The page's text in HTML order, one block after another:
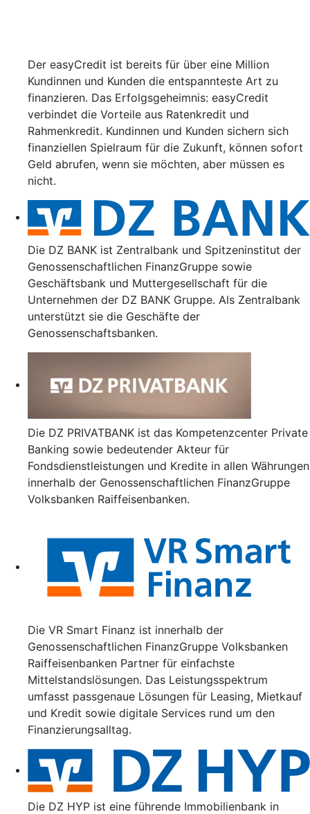
Der easyCredit ist bereits für über eine Million
Kundinnen und Kunden die entspannteste Art zu
finanzieren. Das Erfolgsgeheimnis: easyCredit
verbindet die Vorteile aus Ratenkredit und
Rahmenkredit. Kundinnen und Kunden sichern sich
finanziellen Spielraum für die Zukunft, können sofort
Geld abrufen, wenn sie möchten, aber müssen es
nicht.
Die DZ BANK ist Zentralbank und Spitzeninstitut der
Genossenschaftlichen FinanzGruppe sowie
Geschäftsbank und Muttergesellschaft für die
Unternehmen der DZ BANK Gruppe. Als Zentralbank
unterstützt sie die Geschäfte der
Genossenschaftsbanken.
Die DZ PRIVATBANK ist das Kompetenzcenter Private
Banking sowie bedeutender Akteur für
Fondsdienstleistungen und Kredite in allen Währungen
innerhalb der Genossenschaftlichen FinanzGruppe
Volksbanken Raiffeisenbanken.
Die VR Smart Finanz ist innerhalb der
Genossenschaftlichen FinanzGruppe Volksbanken
Raiffeisenbanken Partner für einfachste
Mittelstandslösungen. Das Leistungsspektrum
umfasst passgenaue Lösungen für Leasing, Mietkauf
und Kredit sowie digitale Services rund um den
Finanzierungsalltag.
Die DZ HYP ist eine führende Immobilienbank in